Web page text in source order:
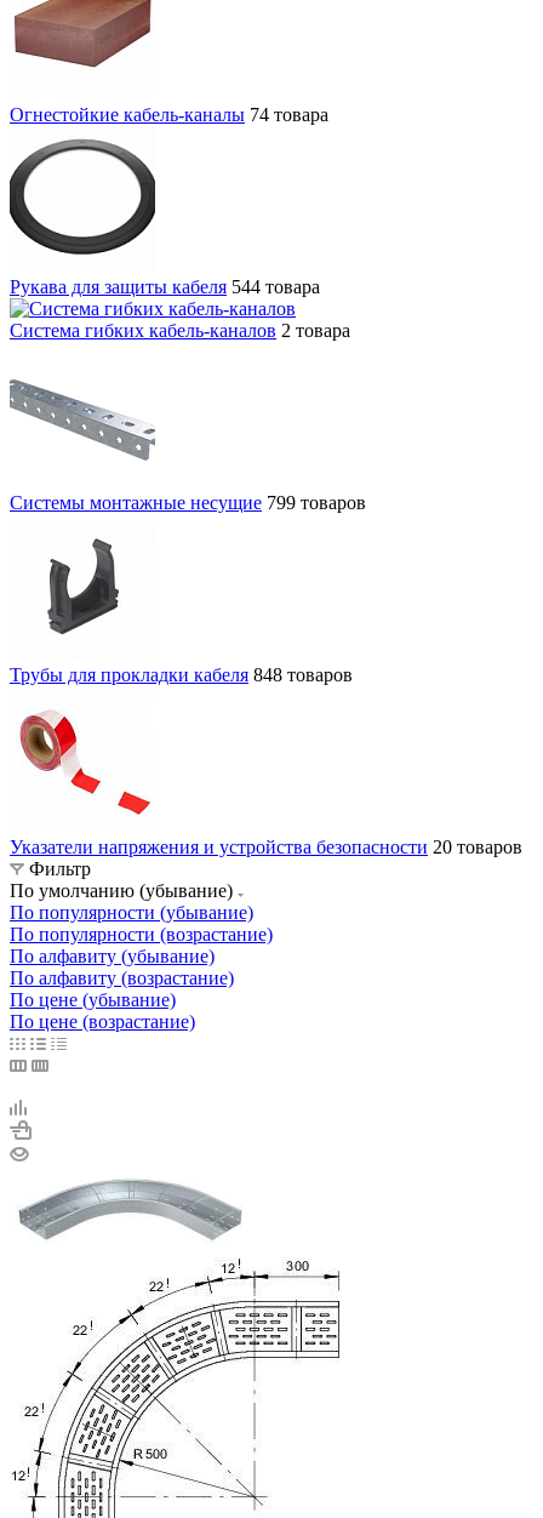
Огнестойкие кабель-каналы 74 товара
Рукава для защиты кабеля 544 товара
Система гибких кабель-каналов 2 товара
Системы монтажные несущие 799 товаров
Трубы для прокладки кабеля 848 товаров
Указатели напряжения и устройства безопасности 20 товаров
Фильтр
По умолчанию (убывание)
По популярности (убывание)
По популярности (возрастание)
По алфавиту (убывание)
По алфавиту (возрастание)
По цене (убывание)
По цене (возрастание)